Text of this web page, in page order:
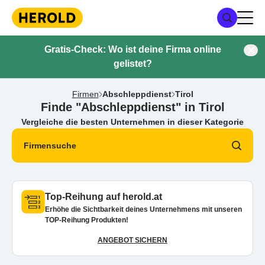
Gratis-Check: Wo ist deine Firma online
gelistet?
Firmen Abschleppdienst Tirol
Finde "Abschleppdienst" in Tirol
Vergleiche die besten Unternehmen in dieser Kategorie
Firmensuche
Top-Reihung auf herold.at
Erhöhe die Sichtbarkeit deines Unternehmens mit unseren
TOP-Reihung Produkten!
ANGEBOT SICHERN